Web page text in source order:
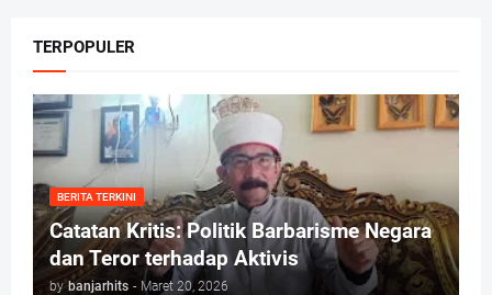
TERPOPULER
BERITA TERKINI
Catatan Kritis: Politik Barbarisme Negara
dan Teror terhadap Aktivis
by banjarhits - Maret 20, 2026